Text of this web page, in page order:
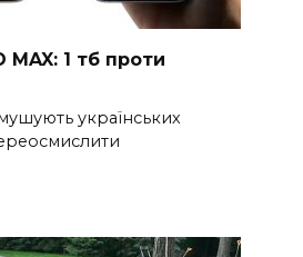
MAX: 1 тб проти
українських